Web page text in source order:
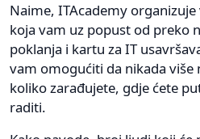
Naime, ITAcademy
koja vam uz popust od preko
poklanja i kartu za IT
vam omogućiti da nikada više
koliko zarađujete, gdje ćete
raditi.